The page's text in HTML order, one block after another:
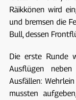
Räikkönen wird
und bremsen die
Bull, dessen
Die erste Runde
Ausflügen
Ausfällen:
mussten